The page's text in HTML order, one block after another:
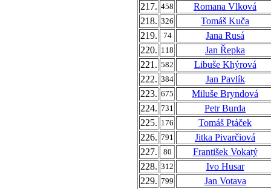
217. 458
Romana Vlková
218. 326
Tomáš Kuča
219.
74
Jana Rusá
220. 118
Jan Řepka
221. 582
Libuše Khýrová
222. 384
Jan Pavlík
223. 675
Miluše Bryndová
224. 731
Petr Burda
225. 176
Tomáš Ptáček
226. 791
Jitka Pivarčiová
227.
80
František Vokatý
228. 312
Ivo Husar
229. 799
Jan Votava